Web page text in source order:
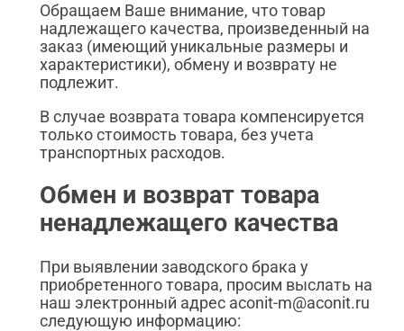
Обращаем Ваше внимание, что товар
надлежащего качества, произведенный на
заказ (имеющий уникальные размеры и
характеристики), обмену и возврату не
подлежит.
В случае возврата товара компенсируется
только стоимость товара, без учета
транспортных расходов.
Обмен и возврат товара
ненадлежащего качества
При выявлении заводского брака у
приобретенного товара, просим выслать на
наш электронный адрес aconit-m@aconit.ru
следующую информацию: